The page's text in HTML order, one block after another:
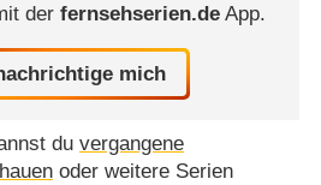
der fernsehserien.deApp.
mich
du vergangene
oder weitere Serien